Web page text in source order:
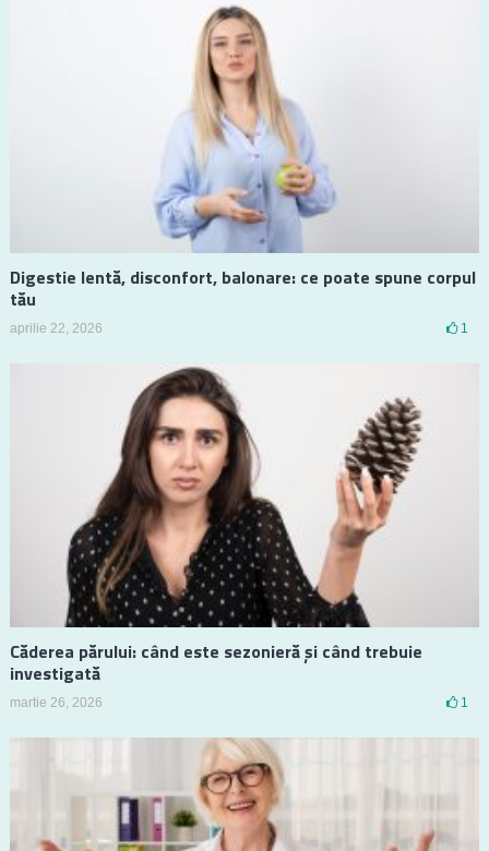
Digestie lentă, disconfort, balonare: ce poate spune corpul
tău
aprilie 22, 2026 1
Căderea părului: când este sezonieră și când trebuie
investigată
martie 26, 2026 1